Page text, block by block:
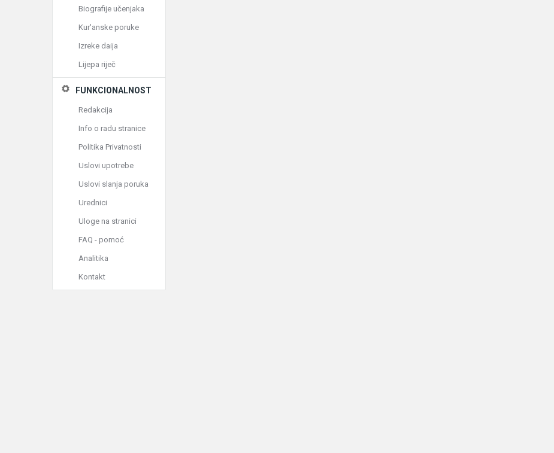
Biografije učenjaka
Kur'anske poruke
Izreke daija
Lijepa riječ
FUNKCIONALNOST
Redakcija
Info o radu stranice
Politika Privatnosti
Uslovi upotrebe
Uslovi slanja poruka
Urednici
Uloge na stranici
FAQ - pomoć
Analitika
Kontakt